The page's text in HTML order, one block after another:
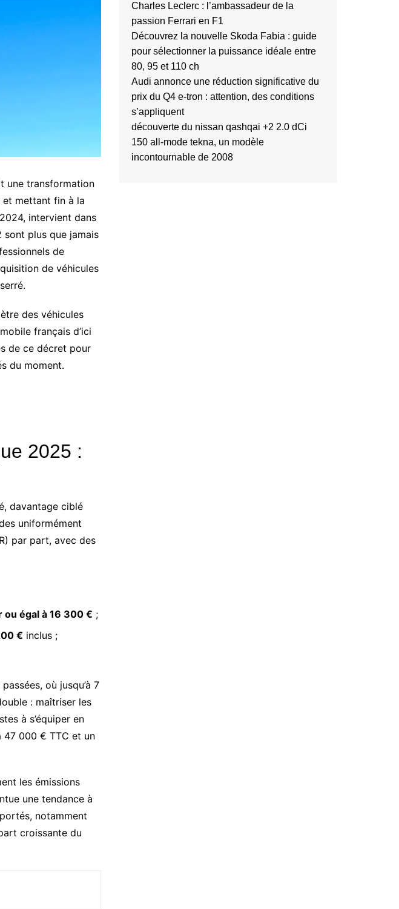
une transformation
mettant fin à la
intervient dans
plus que jamais
de
de véhicules
des véhicules
français d’ici
de ce décret pour
du moment.
2025 :
davantage ciblé
uniformément
par part, avec des
ou égal à 16 300 € ;
€ inclus ;
où jusqu’à 7
: maîtriser les
à s’équiper en
47 000 € TTC et un
les émissions
une tendance à
notamment
croissante du
Charles Leclerc : l’ambassadeur de la
passion Ferrari en F1
Découvrez la nouvelle Skoda Fabia : guide
pour sélectionner la puissance idéale entre
80, 95 et 110 ch
Audi annonce une réduction significative du
prix du Q4 e-tron : attention, des conditions
s’appliquent
découverte du nissan qashqai +2 2.0 dCi
150 all-mode tekna, un modèle
incontournable de 2008